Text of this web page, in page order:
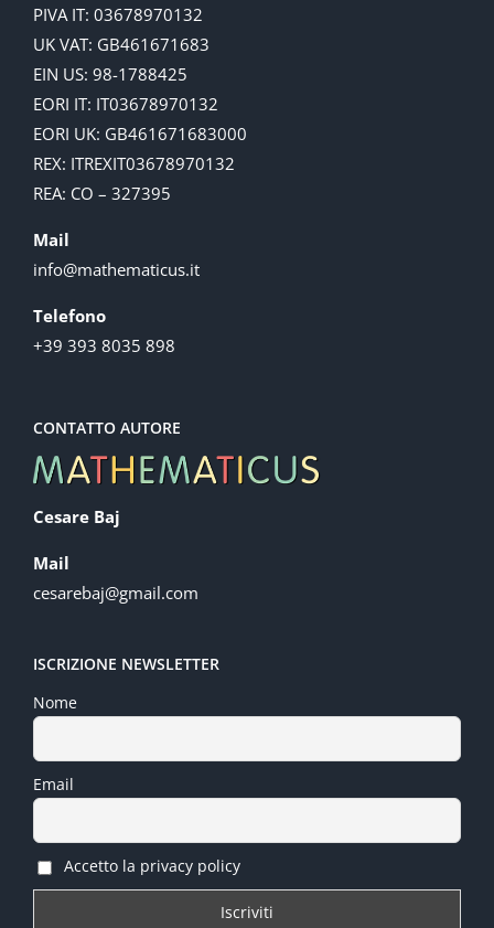
PIVA IT: 03678970132
UK VAT: GB461671683
EIN US: 98-1788425
EORI IT: IT03678970132
EORI UK: GB461671683000
REX: ITREXIT03678970132
REA: CO – 327395
Mail
info@mathematicus.it
Telefono
+39 393 8035 898
CONTATTO AUTORE
Cesare Baj
Mail
cesarebaj@gmail.com
ISCRIZIONE NEWSLETTER
Nome
Email
Accetto la privacy policy